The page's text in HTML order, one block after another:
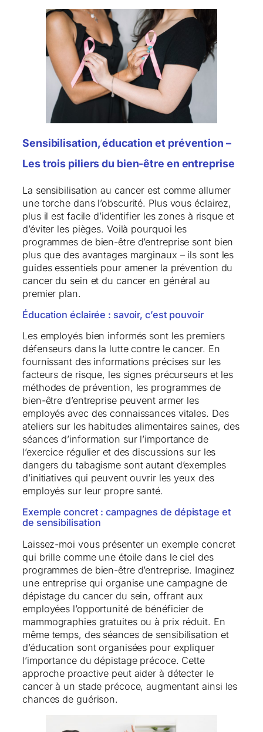
Sensibilisation, éducation et prévention –
Les trois piliers du bien-être en entreprise
La sensibilisation au cancer est comme allumer
une torche dans l’obscurité. Plus vous éclairez,
plus il est facile d’identifier les zones à risque et
d’éviter les pièges. Voilà pourquoi les
programmes de bien-être d’entreprise sont bien
plus que des avantages marginaux – ils sont les
guides essentiels pour amener la prévention du
cancer du sein et du cancer en général au
premier plan.
Éducation éclairée : savoir, c’est pouvoir
Les employés bien informés sont les premiers
défenseurs dans la lutte contre le cancer. En
fournissant des informations précises sur les
facteurs de risque, les signes précurseurs et les
méthodes de prévention, les programmes de
bien-être d’entreprise peuvent armer les
employés avec des connaissances vitales. Des
ateliers sur les habitudes alimentaires saines, des
séances d’information sur l’importance de
l’exercice régulier et des discussions sur les
dangers du tabagisme sont autant d’exemples
d’initiatives qui peuvent ouvrir les yeux des
employés sur leur propre santé.
Exemple concret : campagnes de dépistage et
de sensibilisation
Laissez-moi vous présenter un exemple concret
qui brille comme une étoile dans le ciel des
programmes de bien-être d’entreprise. Imaginez
une entreprise qui organise une campagne de
dépistage du cancer du sein, offrant aux
employées l’opportunité de bénéficier de
mammographies gratuites ou à prix réduit. En
même temps, des séances de sensibilisation et
d’éducation sont organisées pour expliquer
l’importance du dépistage précoce. Cette
approche proactive peut aider à détecter le
cancer à un stade précoce, augmentant ainsi les
chances de guérison.